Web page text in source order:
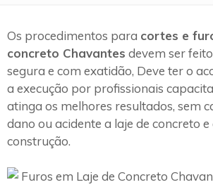
Os procedimentos para cortes e
concreto Chavantes devem ser
segura e com exatidão, Deve ter o
a execução por profissionais
atinga os melhores resultados, sem
dano ou acidente a laje de concreto
construção.